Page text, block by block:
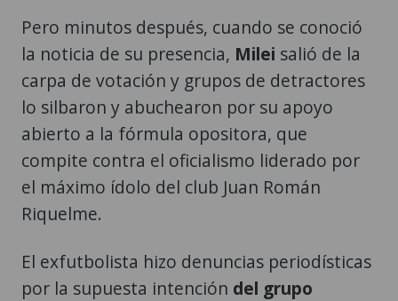
Pero minutos después, cuando se conoció
la noticia de su presencia, Milei salió de la
carpa de votación y grupos de detractores
lo silbaron y abuchearon por su apoyo
abierto a la fórmula opositora, que
compite contra el oficialismo liderado por
el máximo ídolo del club Juan Román
Riquelme.
El exfutbolista hizo denuncias periodísticas
por la supuesta intención del grupo